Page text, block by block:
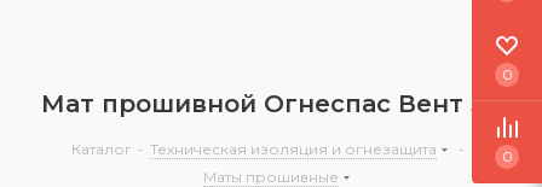
Мат прошивной Огнеспас Вент 30
Каталог - Техническая изоляция и огнезащита
-
Маты прошивные
0
0